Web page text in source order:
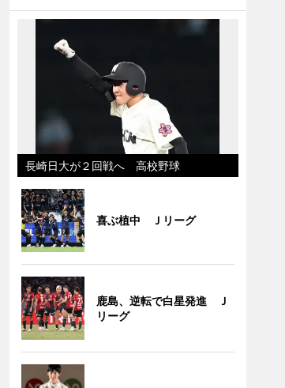
長崎日大が２回戦へ 高校野球
喜ぶ植中 Ｊリーグ
鹿島、逆転で白星発進 Ｊ
リーグ